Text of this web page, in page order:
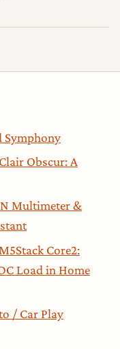
Symphony
Clair Obscur: A
Multimeter &
M5Stack Core2:
Load in Home
/ Car Play